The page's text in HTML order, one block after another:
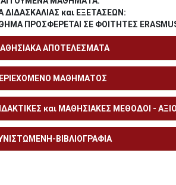
ΔΙΔΑΣΚΑΛΙΑΣ και ΕΞΕΤΑΣΕΩΝ:
ΠΡΟΣΦΕΡΕΤΑΙ ΣΕ ΦΟΙΤΗΤΕΣ
ΑΠΟΤΕΛΕΣΜΑΤΑ
ΜΑΘΗΜΑΤΟΣ
και ΜΑΘΗΣΙΑΚΕΣ ΜΕΘΟΔΟΙ -
ΒΙΒΛΙΟΓΡΑΦΙΑ